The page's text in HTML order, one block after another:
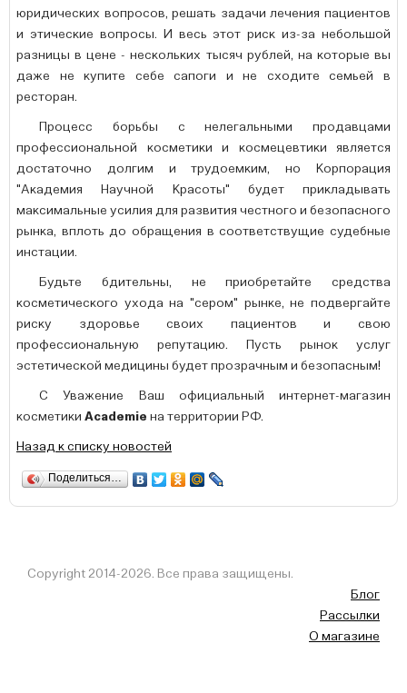
юридических вопросов, решать задачи лечения пациентов
и этические вопросы. И весь этот риск из-за небольшой
разницы в цене - нескольких тысяч рублей, на которые вы
даже не купите себе сапоги и не сходите семьей в
ресторан.
Процесс борьбы с нелегальными продавцами
профессиональной косметики и космецевтики является
достаточно долгим и трудоемким, но Корпорация
"Академия Научной Красоты" будет прикладывать
максимальные усилия для развития честного и безопасного
рынка, вплоть до обращения в соответствущие судебные
инстации.
Будьте бдительны, не приобретайте средства
косметического ухода на "сером" рынке, не подвергайте
риску здоровье своих пациентов и свою
профессиональную репутацию. Пусть рынок услуг
эстетической медицины будет прозрачным и безопасным!
С Уважение Ваш официальный интернет-магазин
косметики Academie на территории РФ.
Назад к списку новостей
Поделиться…
Copyright 2014-2026. Все права защищены.
Блог
Рассылки
О магазине